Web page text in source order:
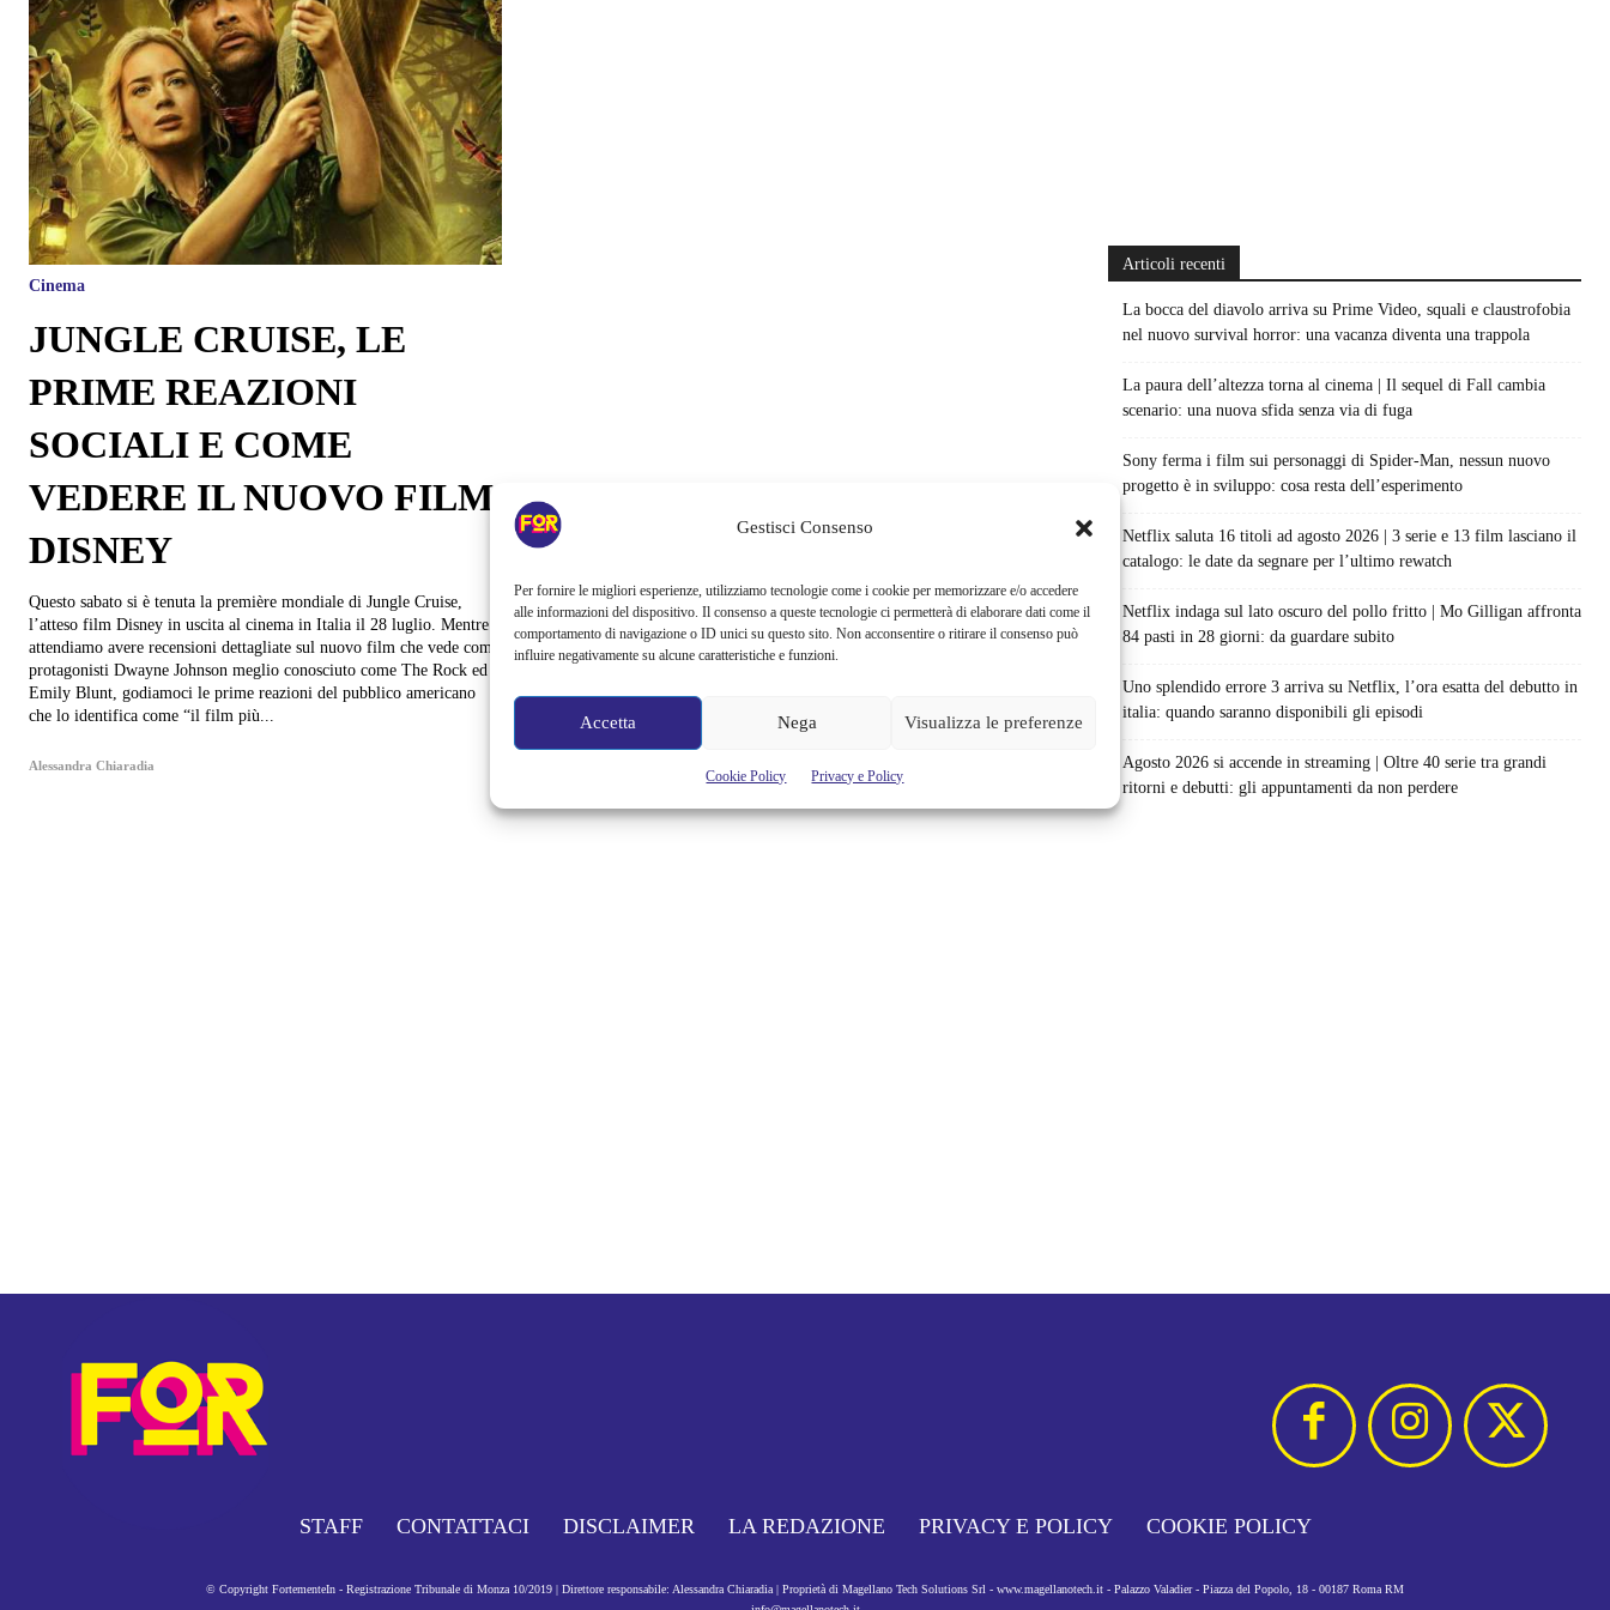
Gestisci Consenso
Per fornire le migliori esperienze, utilizziamo tecnologie come i cookie per memorizzare e/o accedere
alle informazioni del dispositivo. Il consenso a queste tecnologie ci permetterà di elaborare dati come il
comportamento di navigazione o ID unici su questo sito. Non acconsentire o ritirare il consenso può
influire negativamente su alcune caratteristiche e funzioni.
Accetta Nega Visualizza le preferenze
Cookie Policy Privacy e Policy
Cinema
JUNGLE CRUISE, LE
PRIME REAZIONI
SOCIALI E COME
VEDERE IL NUOVO FILM
DISNEY
Questo sabato si è tenuta la première mondiale di Jungle Cruise,
l’atteso film Disney in uscita al cinema in Italia il 28 luglio. Mentre
attendiamo avere recensioni dettagliate sul nuovo film che vede come
protagonisti Dwayne Johnson meglio conosciuto come The Rock ed
Emily Blunt, godiamoci le prime reazioni del pubblico americano
che lo identifica come “il film più...
Alessandra Chiaradia
Articoli recenti
La bocca del diavolo arriva su Prime Video, squali e claustrofobia
nel nuovo survival horror: una vacanza diventa una trappola
La paura dell’altezza torna al cinema | Il sequel di Fall cambia
scenario: una nuova sfida senza via di fuga
Sony ferma i film sui personaggi di Spider-Man, nessun nuovo
progetto è in sviluppo: cosa resta dell’esperimento
Netflix saluta 16 titoli ad agosto 2026 | 3 serie e 13 film lasciano il
catalogo: le date da segnare per l’ultimo rewatch
Netflix indaga sul lato oscuro del pollo fritto | Mo Gilligan affronta
84 pasti in 28 giorni: da guardare subito
Uno splendido errore 3 arriva su Netflix, l’ora esatta del debutto in
italia: quando saranno disponibili gli episodi
Agosto 2026 si accende in streaming | Oltre 40 serie tra grandi
ritorni e debutti: gli appuntamenti da non perdere
STAFF CONTATTACI DISCLAIMER LA REDAZIONE PRIVACY E POLICY COOKIE POLICY
© Copyright FortementeIn - Registrazione Tribunale di Monza 10/2019 | Direttore responsabile: Alessandra Chiaradia | Proprietà di Magellano Tech Solutions Srl - www.magellanotech.it - Palazzo Valadier - Piazza del Popolo, 18 - 00187 Roma RM